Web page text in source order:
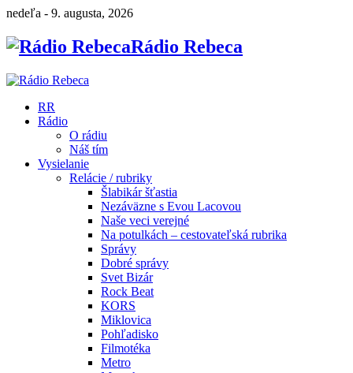
nedeľa - 9. augusta, 2026
Rádio Rebeca
RR
Rádio
O rádiu
Náš tím
Vysielanie
Relácie / rubriky
Šlabikár šťastia
Nezáväzne s Evou Lacovou
Naše veci verejné
Na potulkách – cestovateľská rubrika
Správy
Dobré správy
Svet Bizár
Rock Beat
KORS
Miklovica
Pohľadisko
Filmotéka
Metro